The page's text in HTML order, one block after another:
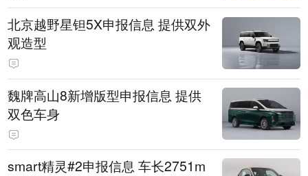
北京越野星钽5X申报信息 提供双外
观造型
魏牌高山8新增版型申报信息 提供
双色车身
smart精灵#2申报信息 车长2751m